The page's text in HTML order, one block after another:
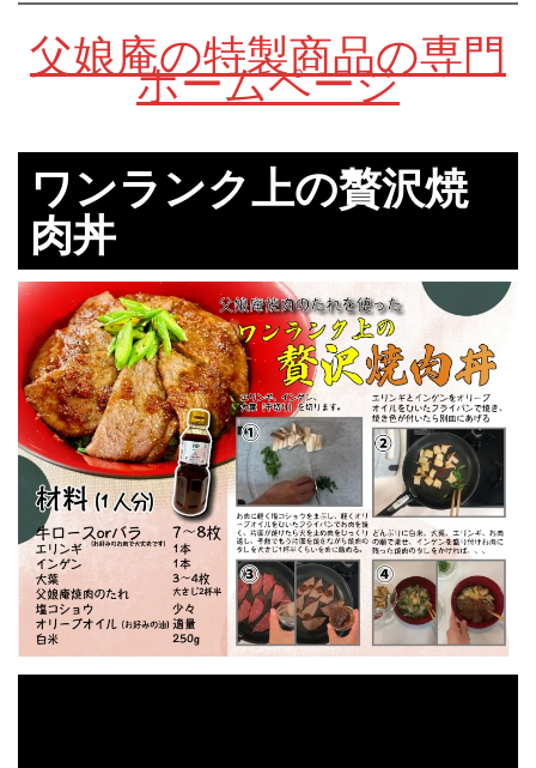
父娘庵の特製商品の専門
ホームページ
ワンランク上の贅沢焼
肉丼